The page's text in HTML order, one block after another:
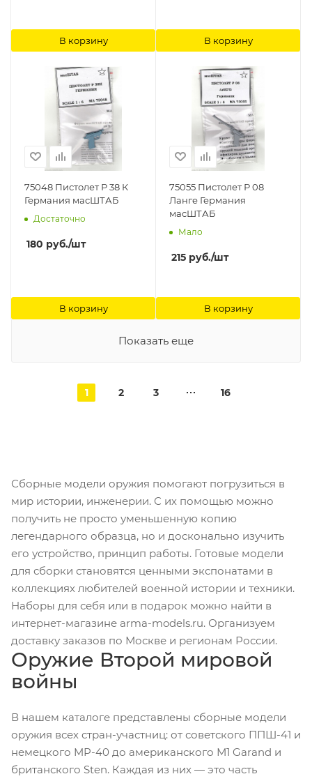
В корзину В корзину
75048 Пистолет Р 38 К
Германия масШТАБ
Достаточно
180 руб./шт
В корзину
75055 Пистолет Р 08
Ланге Германия
масШТАБ
Мало
215 руб./шт
В корзину
Показать еще
1 2 3 16
Сборные модели оружия помогают погрузиться в
мир истории, инженерии. С их помощью можно
получить не просто уменьшенную копию
легендарного образца, но и досконально изучить
его устройство, принцип работы. Готовые модели
для сборки становятся ценными экспонатами в
коллекциях любителей военной истории и техники.
Наборы для себя или в подарок можно найти в
интернет-магазине arma-models.ru. Организуем
доставку заказов по Москве и регионам России.
Оружие Второй мировой
войны
В нашем каталоге представлены сборные модели
оружия всех стран-участниц: от советского ППШ-41 и
немецкого MP-40 до американского М1 Garand и
британского Sten. Каждая из них — это часть